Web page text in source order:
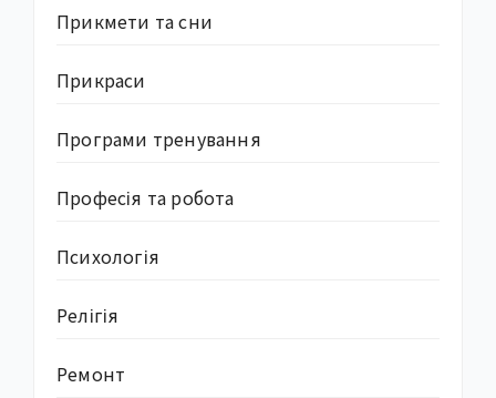
Прикмети та сни
Прикраси
Програми тренування
Професія та робота
Психологія
Релігія
Ремонт